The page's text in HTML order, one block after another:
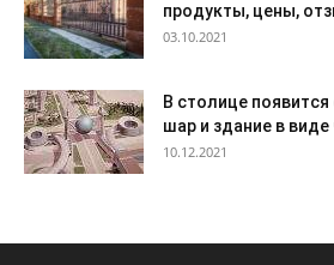
продукты, цены,
03.10.2021
В столице
шар и здание в виде
10.12.2021